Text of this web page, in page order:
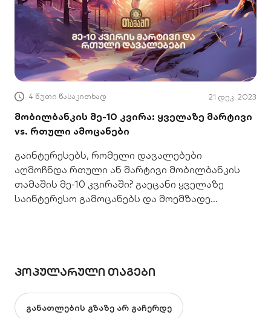
4 წუთი წასაკითხად 21 დეკ. 2023
მობილბანკის მე-10 კვირა: ყველაზე მარტივი
vs. რთული ამოცანები
გაინტერესებს, რომელი დავალებები
აღმოჩნდა რთული ან მარტივი მობილბანკის
თამაშის მე-10 კვირაში? გაეცანი ყველაზე
საინტერესო გამოცანებს და მოემზადე
ᲞᲝᲞᲣᲚᲐᲠᲣᲚᲘ ᲗᲐᲒᲔᲑᲘ
განათლების გზაზე არ გაჩერდე